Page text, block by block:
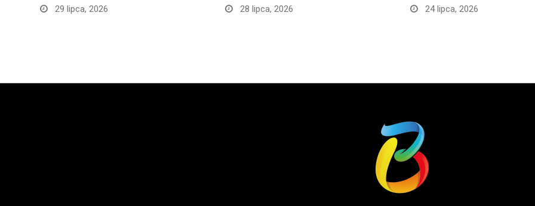
29 lipca, 2026 28 lipca, 2026 24 lipca, 2026